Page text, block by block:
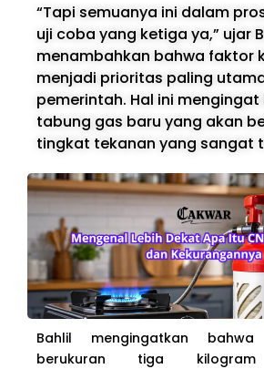
“Tapi semuanya ini dalam
uji coba yang ketiga ya,” ujar
menambahkan bahwa faktor
menjadi prioritas paling
pemerintah. Hal ini
tabung gas baru yang akan
tingkat tekanan yang sangat
Bahlil mengingatkan
berukuran tiga kilogram